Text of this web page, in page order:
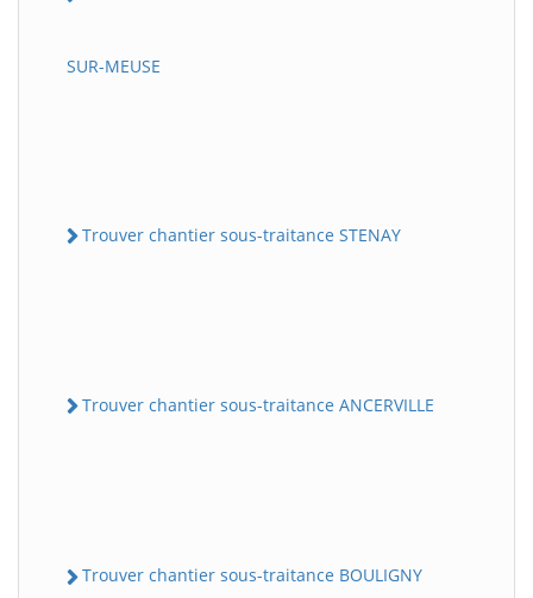
SUR-MEUSE
Trouver chantier sous-traitance STENAY
Trouver chantier sous-traitance ANCERVILLE
Trouver chantier sous-traitance BOULIGNY